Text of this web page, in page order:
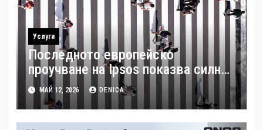
Услуги
Последното европейско
проучване на Ipsos показва силна
подкрепа за гъвкавата заетост и
местния бизнес в България
МАЙ 12, 2026 DENICA